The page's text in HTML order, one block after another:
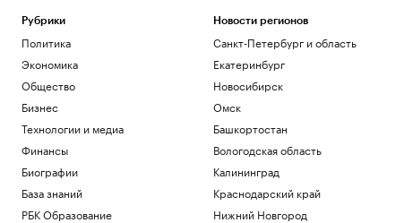
Военная операция на Украине. Онлайн
Политика
Трамп пригрозил тюрьмой за
ракет у США
Политика
Властям предложили альтернативу
сбору за возврат железнодорожных
билетов
Бизнес
Гастрогид по Центральной России:
сыры, крокодилы и органический сидр
Рубрики
Политика
Экономика
Общество
Бизнес
Технологии и медиа
Финансы
Биографии
База знаний
РБК Образование
Новости регионов
Санкт-Петербург и область
Екатеринбург
Новосибирск
Омск
Башкортостан
Вологодская область
Калининград
Краснодарский край
Нижний Новгород